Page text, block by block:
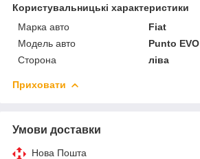
Користувальницькі характеристики
Марка авто
Fiat
Модель авто
Punto EVO
Сторона
ліва
Приховати
Умови доставки
Нова Пошта